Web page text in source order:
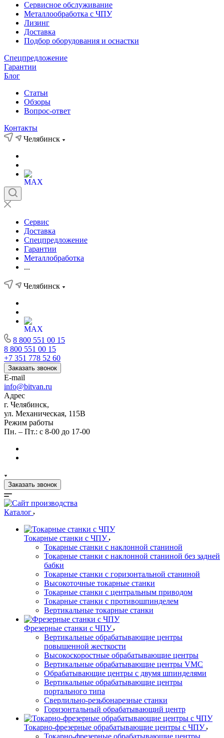
Сервисное обслуживание
Металлообработка с ЧПУ
Лизинг
Доставка
Подбор оборудования и оснастки
Спецпредложение
Гарантии
Блог
Статьи
Обзоры
Вопрос-ответ
Контакты
Челябинск
Сервис
Доставка
Спецпредложение
Гарантии
Металлобработка
...
Челябинск
8 800 551 00 15
8 800 551 00 15
+7 351 778 52 60
Заказать звонок
E-mail
info@bitvan.ru
Адрес
г. Челябинск,
ул. Механическая, 115В
Режим работы
Пн. – Пт.: с 8-00 до 17-00
Заказать звонок
Каталог
Токарные станки с ЧПУ
Токарные станки с наклонной станиной
Токарные станки с наклонной станиной без задней
бабки
Токарные станки с горизонтальной станиной
Высокоточные токарные станки
Токарные станки с центральным приводом
Токарные станки с противошпинделем
Вертикальные токарные станки
Фрезерные станки с ЧПУ
Вертикальные обрабатывающие центры
повышенной жесткости
Высокоскоростные обрабатывающие центры
Вертикальные обрабатывающие центры VMC
Обрабатывающие центры с двумя шпинделями
Вертикальные обрабатывающие центры
портального типа
Сверлильно-резьбонарезные станки
Горизонтальный обрабатывающий центр
Токарно-фрезерные обрабатывающие центры с ЧПУ